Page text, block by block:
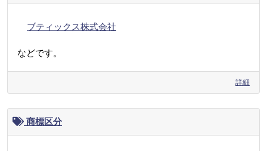
ブティックス株式会社
などです。
詳細
商標区分